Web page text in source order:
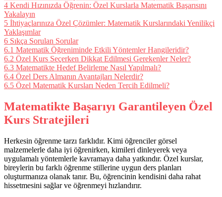
4 Kendi Hızınızda Öğrenin: Özel Kurslarla Matematik Başarısını
Yakalayın
5 İhtiyaçlarınıza Özel Çözümler: Matematik Kurslarındaki Yenilikçi
Yaklaşımlar
6 Sıkça Sorulan Sorular
6.1 Matematik Öğreniminde Etkili Yöntemler Hangileridir?
6.2 Özel Kurs Seçerken Dikkat Edilmesi Gerekenler Neler?
6.3 Matematikte Hedef Belirleme Nasıl Yapılmalı?
6.4 Özel Ders Almanın Avantajları Nelerdir?
6.5 Özel Matematik Kursları Neden Tercih Edilmeli?
Matematikte Başarıyı Garantileyen Özel
Kurs Stratejileri
Herkesin öğrenme tarzı farklıdır. Kimi öğrenciler görsel
malzemelerle daha iyi öğrenirken, kimileri dinleyerek veya
uygulamalı yöntemlerle kavramaya daha yatkındır. Özel kurslar,
bireylerin bu farklı öğrenme stillerine uygun ders planları
oluşturmanıza olanak tanır. Bu, öğrencinin kendisini daha rahat
hissetmesini sağlar ve öğrenmeyi hızlandırır.